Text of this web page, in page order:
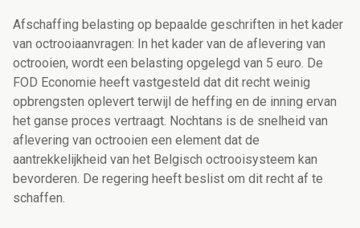
Afschaffing belasting op bepaalde geschriften in het kader
van octrooiaanvragen: In het kader van de aflevering van
octrooien, wordt een belasting opgelegd van 5 euro. De
FOD Economie heeft vastgesteld dat dit recht weinig
opbrengsten oplevert terwijl de heffing en de inning ervan
het ganse proces vertraagt. Nochtans is de snelheid van
aflevering van octrooien een element dat de
aantrekkelijkheid van het Belgisch octrooisysteem kan
bevorderen. De regering heeft beslist om dit recht af te
schaffen.